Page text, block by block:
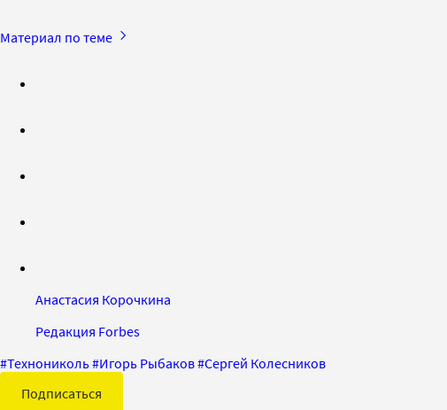
Материал по теме
Анастасия Корочкина
Редакция Forbes
#Технониколь#Игорь Рыбаков#Сергей Колесников
Подписаться